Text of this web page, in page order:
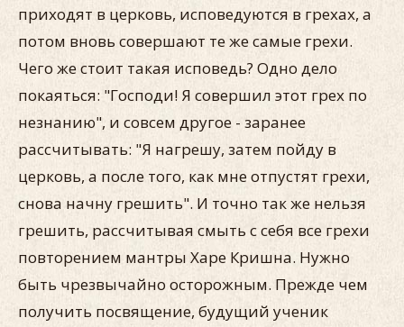
приходят в церковь, исповедуются в грехах, а
потом вновь совершают те же самые грехи.
Чего же стоит такая исповедь? Одно дело
покаяться: "Господи! Я совершил этот грех по
незнанию", и совсем другое - заранее
рассчитывать: "Я нагрешу, затем пойду в
церковь, а после того, как мне отпустят грехи,
снова начну грешить". И точно так же нельзя
грешить, рассчитывая смыть с себя все грехи
повторением мантры Харе Кришна. Нужно
быть чрезвычайно осторожным. Прежде чем
получить посвящение, будущий ученик